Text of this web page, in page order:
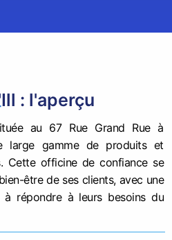
: l'aperçu
au 67 Rue Grand Rue à
large gamme de produits et
Cette officine de confiance se
être de ses clients, avec une
à répondre à leurs besoins du